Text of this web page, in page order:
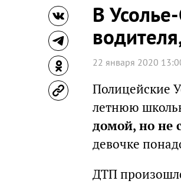
В
22 января 2020
Полицейские
летнюю
домой, но не
девочке
ДТП